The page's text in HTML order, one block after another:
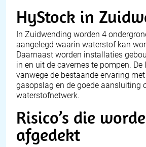
HyStock in
In Zuidwending worden 4
aangelegd waarin waterstof kan
Daarnaast worden installaties
in en uit de cavernes te pompen.
vanwege de bestaande ervaring
gasopslag en de goede aansluiting
waterstofnetwerk.
Risico’s die
afgedekt